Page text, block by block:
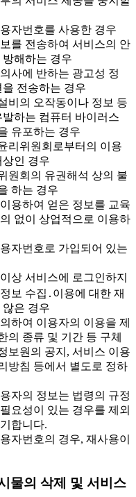
자번호를 사용한 경우
를 전송하여 서비스의 안
해하는 경우
사에 반하는 광고성 정
을 전송하는 경우
비의 오작동이나 정보 등
하는 컴퓨터 바이러스
유포하는 경우
리위원회로부터의 이용
인 경우
원회의 유권해석 상의 불
하는 경우
용하여 얻은 정보를 교육
없이 상업적으로 이용하
자번호로 가입되어 있는
상 서비스에 로그인하지
보 수집․이용에 대한 재
은 경우
하여 이용자의 이용을 제
의 종류 및 기간 등 구체
보원의 공지, 서비스 이용
방침 등에서 별도로 정하
자의 정보는 법령의 규정
요성이 있는 경우를 제외
합니다.
자번호의 경우, 재사용이
물의 삭제 및 서비스